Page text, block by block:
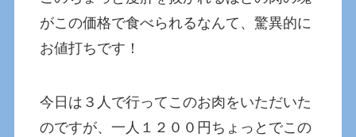
がこの価格で食べられるなんて、驚異的に
お値打ちです！
今日は３人で行ってこのお肉をいただいた
のですが、一人１２００円ちょっとでこの